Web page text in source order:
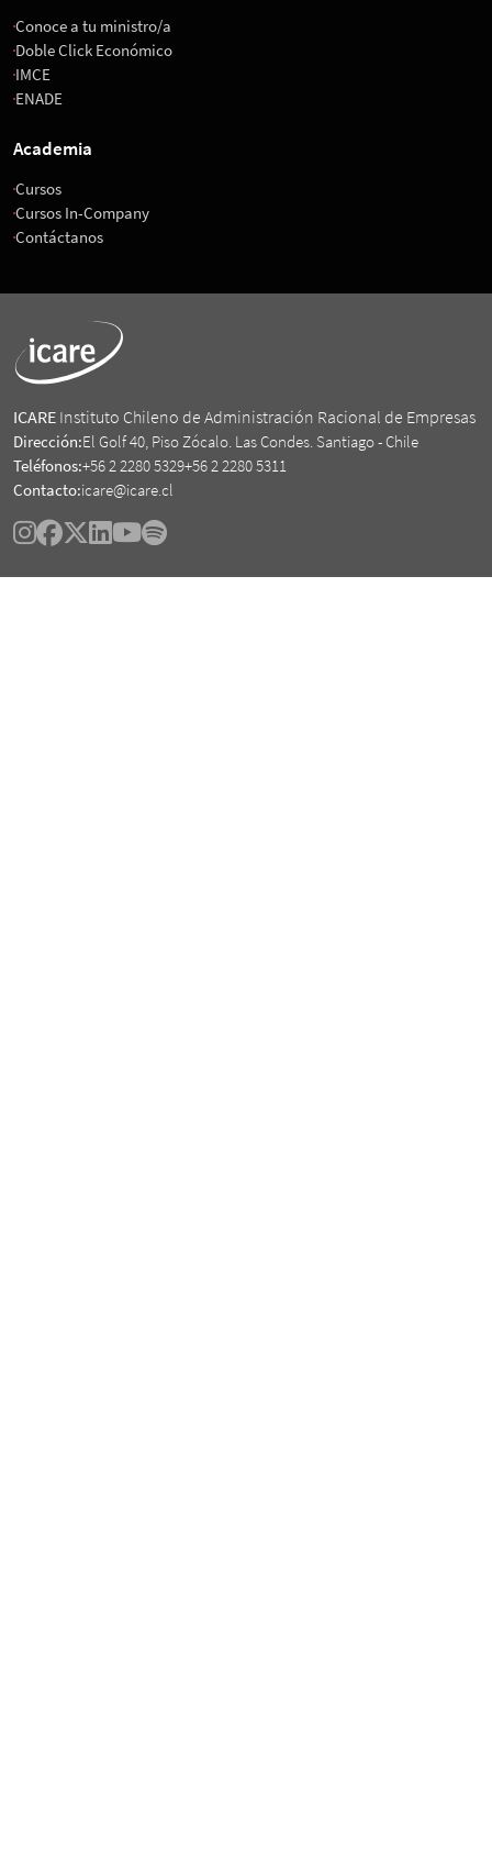
Conoce a tu ministro/a
Doble Click Económico
IMCE
ENADE
Academia
Cursos
Cursos In-Company
Contáctanos
ICARE Instituto Chileno de Administración Racional de Empresas
Dirección:El Golf 40, Piso Zócalo. Las Condes. Santiago - Chile
Teléfonos:+56 2 2280 5329+56 2 2280 5311
Contacto:icare@icare.cl